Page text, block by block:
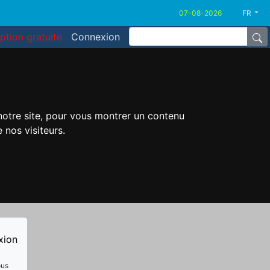
site, pour vous montrer un contenu
nos visiteurs.
FR
gratuite Connexion